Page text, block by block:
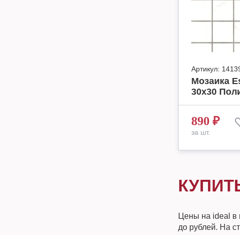
Артикул:
Мозаика
30x30
890 ₽
за шт.
Цены на ideal в
до рублей. На